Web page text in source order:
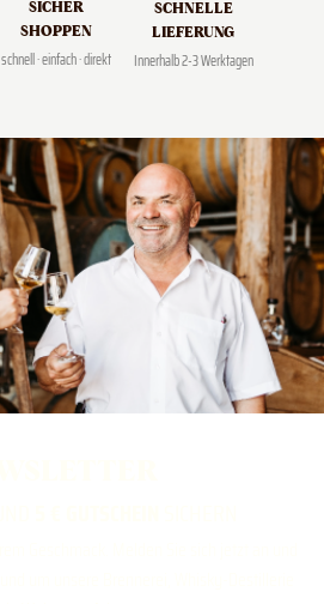
SICHER
SHOPPEN
schnell · einfach · direkt
SCHNELLE
LIEFERUNG
Innerhalb 2-3 Werktagen